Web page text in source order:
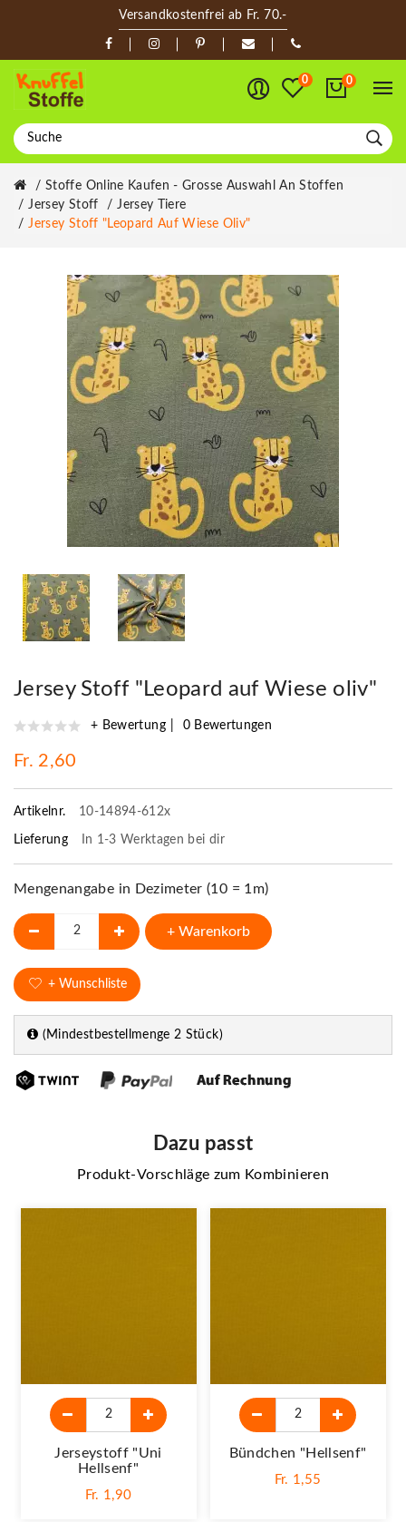
Versandkostenfrei ab Fr. 70.-
0 0
Stoffe Online Kaufen - Grosse Auswahl An Stoffen
Jersey Stoff
Jersey Tiere
Jersey Stoff "Leopard Auf Wiese Oliv"
Jersey Stoff "Leopard auf Wiese oliv"
+ Bewertung 0 Bewertungen
Fr. 2,60
Artikelnr. 10-14894-612x
Lieferung In 1-3 Werktagen bei dir
Mengenangabe in Dezimeter (10 = 1m)
+ Warenkorb
+ Wunschliste
(Mindestbestellmenge 2 Stück)
Dazu passt
Produkt-Vorschläge zum Kombinieren
Jerseystoff "Uni
Hellsenf"
Fr. 1,90
Bündchen "Hellsenf"
Fr. 1,55